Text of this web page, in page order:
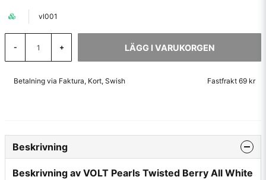
vl001
- + LÄGG I VARUKORGEN
Betalning via Faktura, Kort, Swish Fastfrakt 69 kr
Beskrivning
Beskrivning av VOLT Pearls Twisted Berry All White